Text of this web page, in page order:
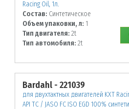
Racing Oil, 1л.
Состав: Синтетическое
Объем упаковки, л: 1
Тип двигателя: 2t
Тип автомобиля: 2t
Bardahl - 221039
для двухтактных двигателей KXT
API TC / JASO FC ISO EGD 100%